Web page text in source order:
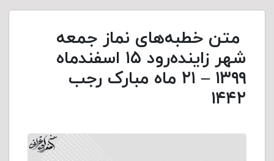
متن خطبه‌های نماز جمعه
شهر زاینده‌رود ۱۵ اسفند‌‌ماه
۱۳۹۹ – ۲۱ ماه مبارک رجب
۱۴۴۲